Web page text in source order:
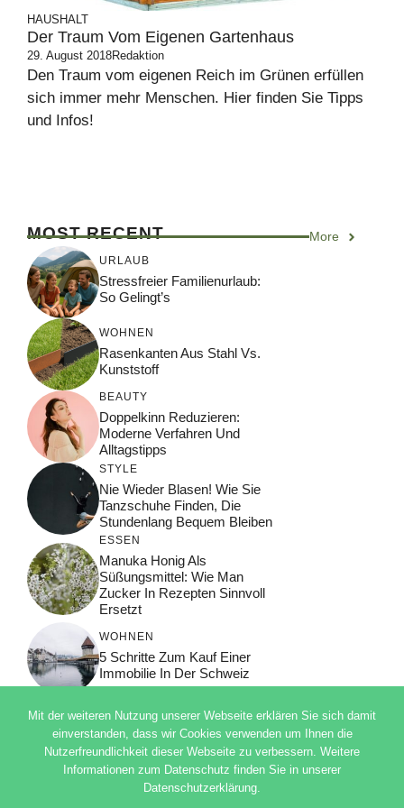
HAUSHALT
Der Traum Vom Eigenen Gartenhaus
29. August 2018Redaktion
Den Traum vom eigenen Reich im Grünen erfüllen
sich immer mehr Menschen. Hier finden Sie Tipps
und Infos!
MOST RECENT More
URLAUB
Stressfreier Familienurlaub:
So Gelingt’s
WOHNEN
Rasenkanten Aus Stahl Vs.
Kunststoff
BEAUTY
Doppelkinn Reduzieren:
Moderne Verfahren Und
Alltagstipps
STYLE
Nie Wieder Blasen! Wie Sie
Tanzschuhe Finden, Die
Stundenlang Bequem Bleiben
ESSEN
Manuka Honig Als
Süßungsmittel: Wie Man
Zucker In Rezepten Sinnvoll
Ersetzt
WOHNEN
5 Schritte Zum Kauf Einer
Immobilie In Der Schweiz
© 2026 ADSIMPLE
DATENSCHUTZERKLÄRUNG
Mit der weiteren Nutzung unserer Webseite erklären Sie sich damit
einverstanden, dass wir Cookies verwenden um Ihnen die
Nutzerfreundlichkeit dieser Webseite zu verbessern. Weitere
Informationen zum Datenschutz finden Sie in unserer
Datenschutzerklärung.